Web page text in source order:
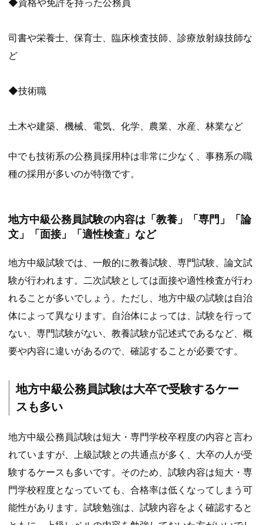
◆資格や免許を持った公務員
司書や栄養士、保育士、臨床検査技師、診療放射線技師な
ど
◆技術職
土木や建築、機械、電気、化学、農業、水産、林業など
中でも技術系の公務員採用枠は非常に少なく、事務系の職
種の採用が多いのが特徴です。
地方中級公務員試験の内容は「教養」「専門」「論
文」「面接」「適性検査」など
地方中級試験では、一般的に教養試験、専門試験、論文試
験が行われます。二次試験としては面接や適性検査が行わ
れることが多いでしょう。ただし、地方中級の試験は自治
体によって異なります。自治体によっては、試験を行って
ない、専門試験がない、教養試験が記述式であるなど、概
要や内容に違いがあるので、確認することが必要です。
地方中級公務員試験は大卒で受験するケー
スも多い
地方中級公務員試験は短大・専門学校卒程度の内容と言わ
れていますが、上級試験との共通点が多く、大卒の人が受
験するケースも多いです。そのため、試験内容は短大・専
門学校程度となっていても、合格率は低くなってしまう可
能性があります。試験勉強は、試験内容をよく確認すると